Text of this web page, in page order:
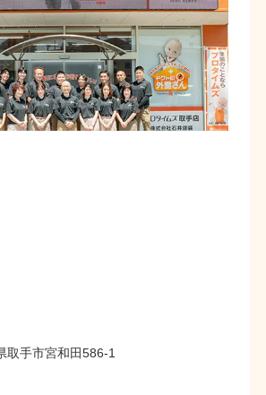
取手市宮和田586-1